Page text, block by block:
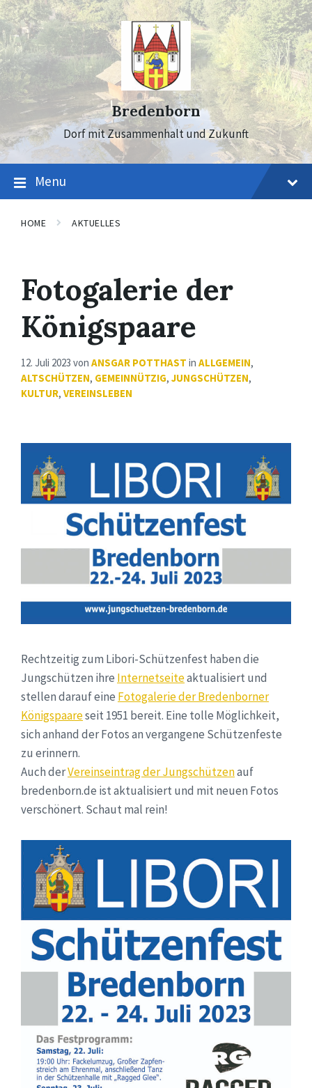
Skip
to
content
Skip
to
main
navigation
Skip
to
footer
Bredenborn
Dorf mit Zusammenhalt und Zukunft
Menu
HOME AKTUELLES
Fotogalerie der
Königspaare
12. Juli 2023 von ANSGAR POTTHAST in ALLGEMEIN,
ALTSCHÜTZEN, GEMEINNÜTZIG, JUNGSCHÜTZEN,
KULTUR, VEREINSLEBEN
Rechtzeitig zum Libori-Schützenfest haben die
Jungschützen ihre Internetseiteaktualisiert und
stellen darauf eine Fotogalerie der Bredenborner
Königspaareseit 1951 bereit. Eine tolle Möglichkeit,
sich anhand der Fotos an vergangene Schützenfeste
zu erinnern.
Auch derVereinseintrag der Jungschützenauf
bredenborn.de ist aktualisiert und mit neuen Fotos
verschönert. Schaut mal rein!